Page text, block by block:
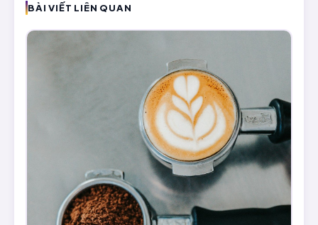
BÀI VIẾT LIÊN QUAN